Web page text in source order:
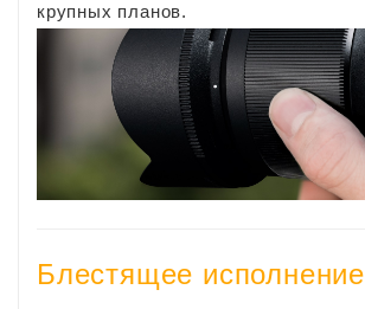
крупных планов.
Блестящее исполнение